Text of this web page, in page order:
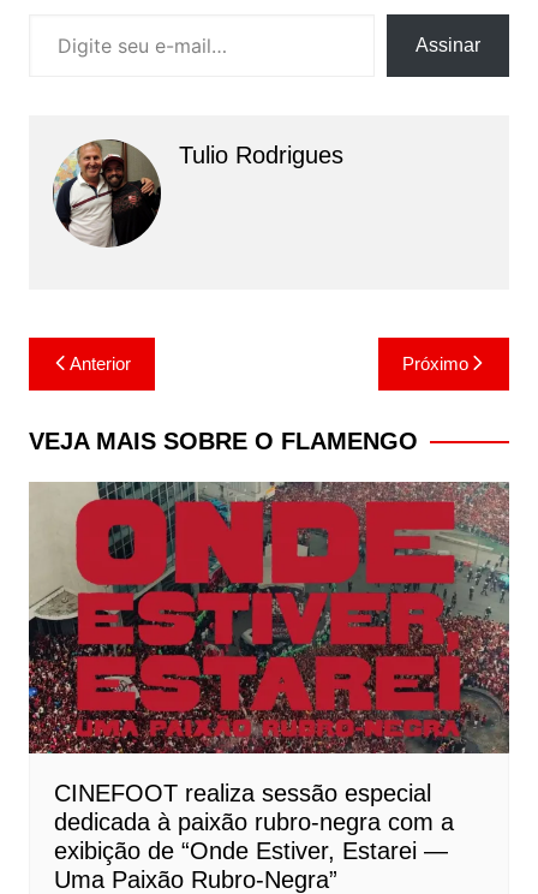
Assinar
Tulio Rodrigues
Navegação
de
Post
Anterior Próximo
VEJA MAIS SOBRE O FLAMENGO
CINEFOOT realiza sessão especial
dedicada à paixão rubro-negra com a
exibição de “Onde Estiver, Estarei —
Uma Paixão Rubro-Negra”